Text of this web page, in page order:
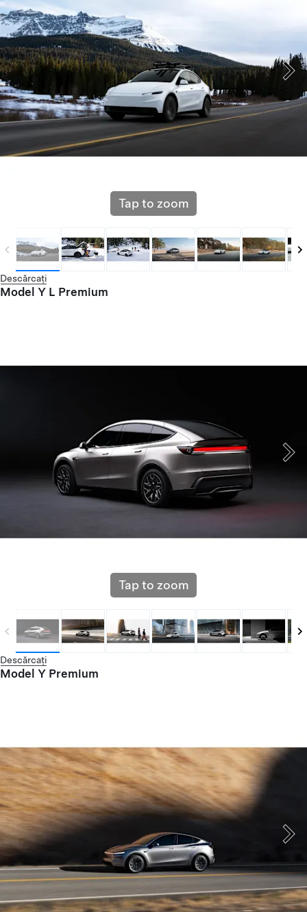
Tap to zoom
Descărcați
Model Y L Premium
Tap to zoom
Descărcați
Model Y Premium